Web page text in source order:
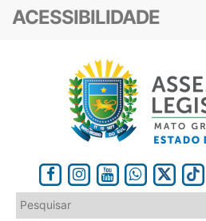
ACESSIBILIDADE